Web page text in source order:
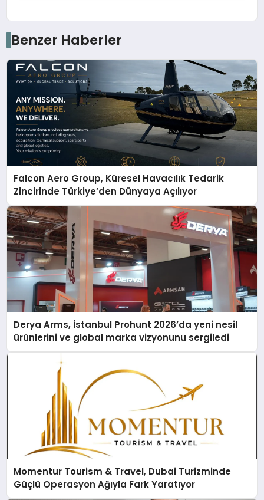
Benzer Haberler
Falcon Aero Group, Küresel Havacılık Tedarik
Zincirinde Türkiye’den Dünyaya Açılıyor
Derya Arms, İstanbul Prohunt 2026’da yeni nesil
ürünlerini ve global marka vizyonunu sergiledi
Momentur Tourism & Travel, Dubai Turizminde
Güçlü Operasyon Ağıyla Fark Yaratıyor